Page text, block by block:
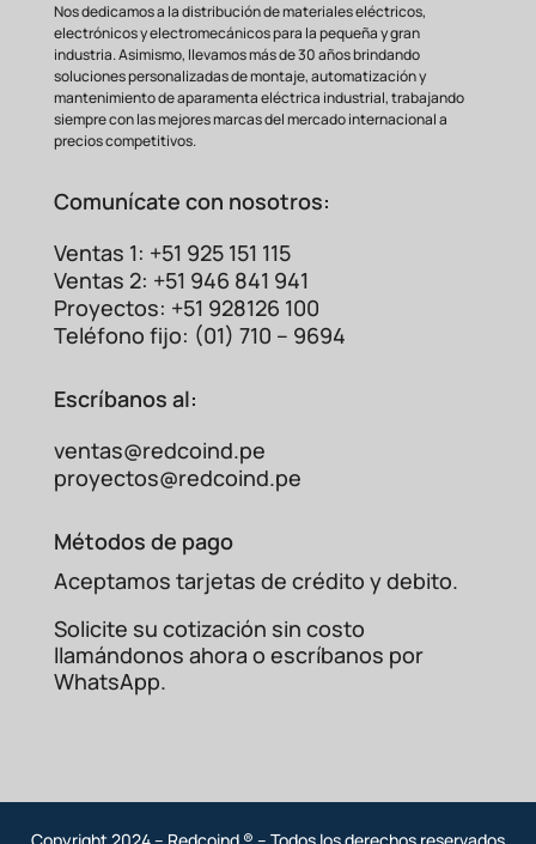
Nos dedicamos a la distribución de materiales eléctricos,
electrónicos y electromecánicos para la pequeña y gran
industria. Asimismo, llevamos más de 30 años brindando
soluciones personalizadas de montaje, automatización y
mantenimiento de aparamenta eléctrica industrial, trabajando
siempre con las mejores marcas del mercado internacional a
precios competitivos.
Comunícate con nosotros:
Ventas 1: +51 925 151 115
Ventas 2: +51 946 841 941
Proyectos: +51 928126 100
Teléfono fijo: (01) 710 – 9694
Escríbanos al:
ventas@redcoind.pe
proyectos@redcoind.pe
Métodos de pago
Aceptamos tarjetas de crédito y debito.
Solicite su cotización sin costo
llamándonos ahora o escríbanos por
WhatsApp.